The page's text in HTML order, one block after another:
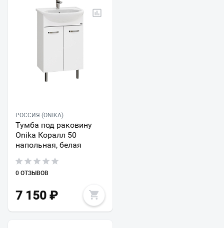
РОССИЯ (ONIKA)
Тумба под раковину
Onika Коралл 50
напольная, белая
0 ОТЗЫВОВ
7 150 ₽